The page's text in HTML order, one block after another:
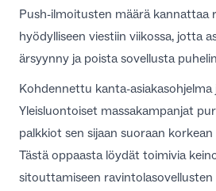
Push-ilmoitusten määrä kannattaa
hyödylliseen viestiin viikossa, jotta
ärsyynny ja poista sovellusta
Kohdennettu kanta-
Yleisluontoiset massakampanjat
palkkiot sen sijaan suoraan
Tästä oppaasta löydät toimivia
sitouttamiseen ravintolasovellusten